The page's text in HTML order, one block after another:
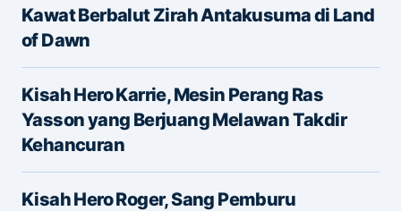
Kawat Berbalut Zirah Antakusuma di Land
of Dawn
Kisah Hero Karrie, Mesin Perang Ras
Yasson yang Berjuang Melawan Takdir
Kehancuran
Kisah Hero Roger, Sang Pemburu